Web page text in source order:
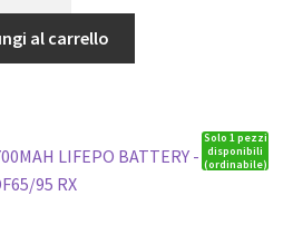
era:
10,79€.
è:
9,17€.
quantità
al carrello
Solo 1 pezzi
disponibili
(ordinabile)